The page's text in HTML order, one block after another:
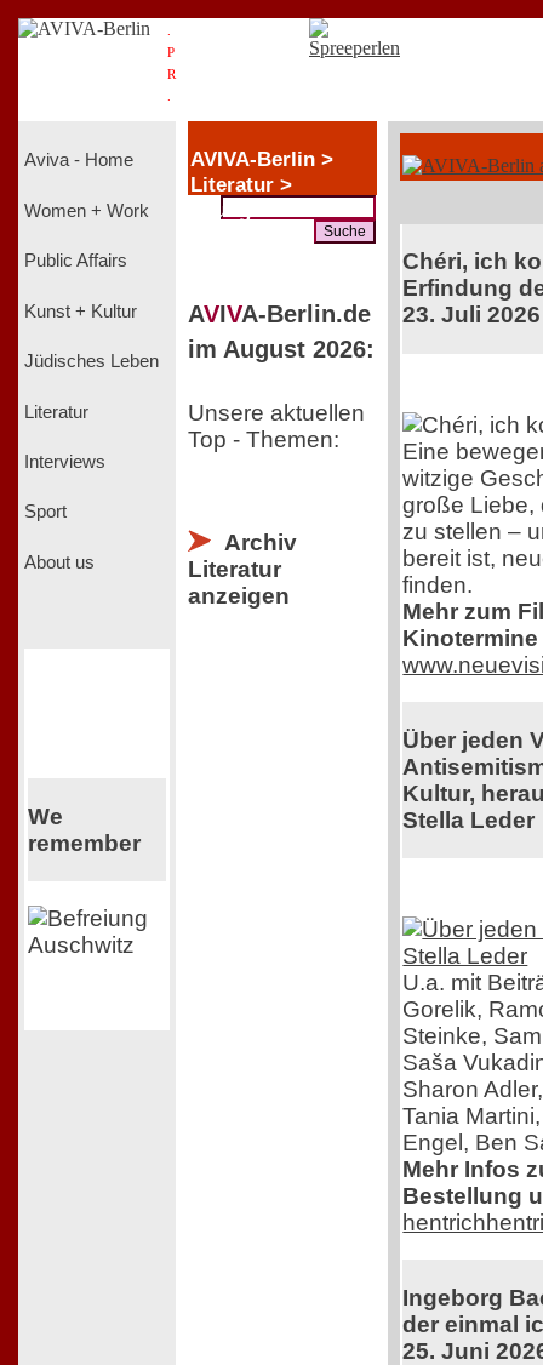
P
R
Aviva - Home
Women + Work
Public Affairs
Kunst + Kultur
Jüdisches Leben
Literatur
Interviews
Sport
About us
We
remember
AVIVA-Berlin >
Literatur >
Youngsters
AVIVA-Berlin.de
im August 2026:
Unsere aktuellen
Top - Themen:
Archiv
Literatur
anzeigen
Chéri, ich
Erfindung
23. Juli 2026
Eine
witzige
große Liebe,
zu stellen –
bereit ist,
finden.
Mehr zum
Über jeden
Kultur,
Stella Leder
U.a. mit
Gorelik,
Steinke,
Saša
Sharon
Tania
Engel, Ben
Mehr Infos
Bestellung
Ingeborg
der einmal
25. Juni